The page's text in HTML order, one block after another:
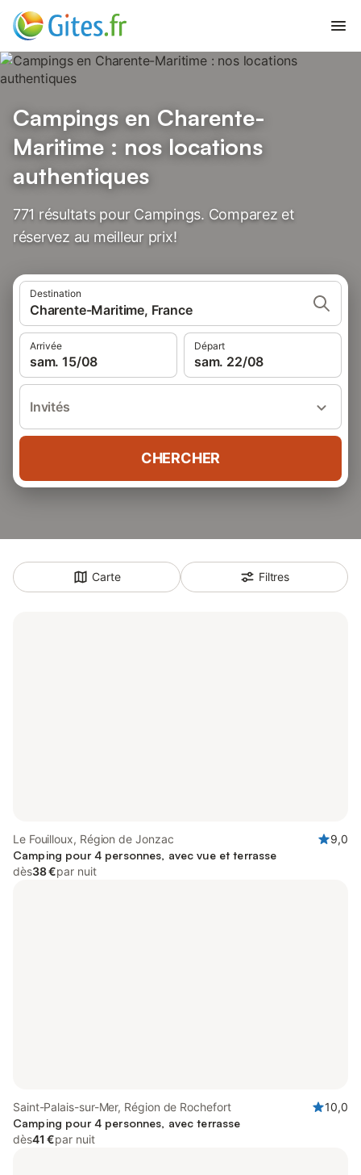
Campings en Charente-
Maritime : nos locations
authentiques
771 résultats pour Campings. Comparez et
réservez au meilleur prix!
Destination
Charente-Maritime, France
Arrivée
sam. 15/08
Départ
sam. 22/08
Invités
CHERCHER
Carte Filtres
Le Fouilloux, Région de Jonzac
9,0
Camping pour 4 personnes, avec vue et terrasse
dès38 €par nuit
Saint-Palais-sur-Mer, Région de Rochefort
10,0
Camping pour 4 personnes, avec terrasse
dès41 €par nuit